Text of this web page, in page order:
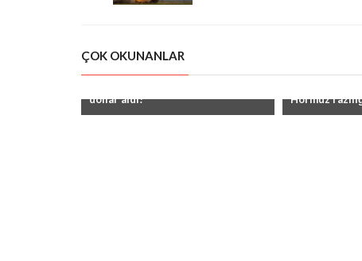
ÇOK OKUNANLAR
dollar aldı!"
Hörmüz